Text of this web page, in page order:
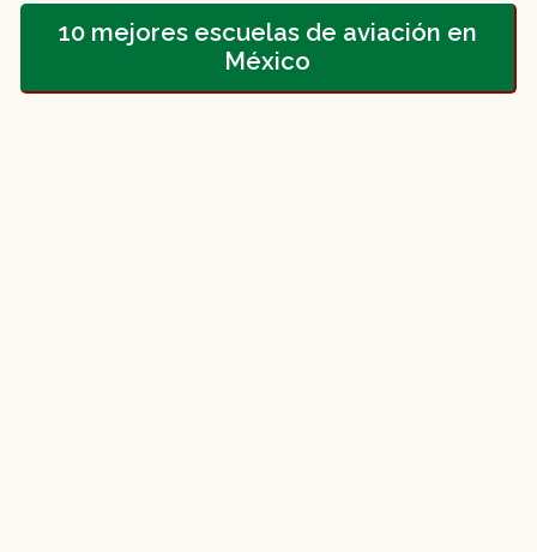
10 mejores escuelas de aviación en
México